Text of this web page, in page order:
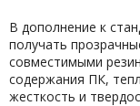
В дополнение к
получать
совместимыми
содержания ПК,
жесткость и